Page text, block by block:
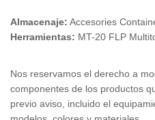
Almacenaje: Accesories
Herramientas: MT-20 FLP
Nos reservamos el derecho a
componentes de los productos
previo aviso, incluido el